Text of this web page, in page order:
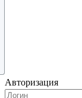
Авторизация